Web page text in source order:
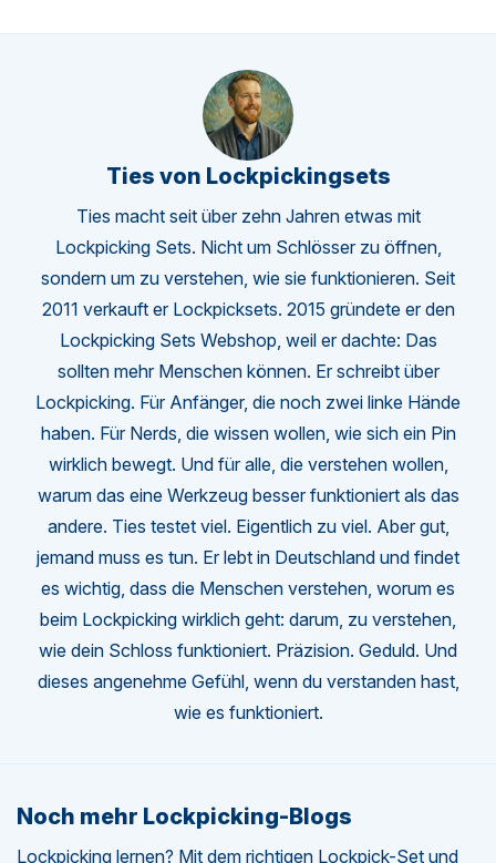
Ties von Lockpickingsets
Ties macht seit über zehn Jahren etwas mit
Lockpicking Sets. Nicht um Schlösser zu öffnen,
sondern um zu verstehen, wie sie funktionieren. Seit
2011 verkauft er Lockpicksets. 2015 gründete er den
Lockpicking Sets Webshop, weil er dachte: Das
sollten mehr Menschen können. Er schreibt über
Lockpicking. Für Anfänger, die noch zwei linke Hände
haben. Für Nerds, die wissen wollen, wie sich ein Pin
wirklich bewegt. Und für alle, die verstehen wollen,
warum das eine Werkzeug besser funktioniert als das
andere. Ties testet viel. Eigentlich zu viel. Aber gut,
jemand muss es tun. Er lebt in Deutschland und findet
es wichtig, dass die Menschen verstehen, worum es
beim Lockpicking wirklich geht: darum, zu verstehen,
wie dein Schloss funktioniert. Präzision. Geduld. Und
dieses angenehme Gefühl, wenn du verstanden hast,
wie es funktioniert.
Noch mehr Lockpicking-Blogs
Lockpicking lernen? Mit dem richtigen Lockpick-Set und